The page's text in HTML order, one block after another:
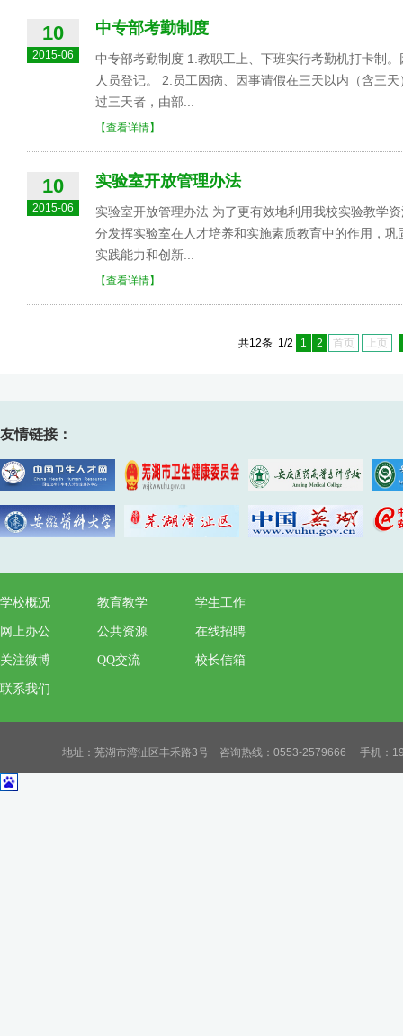
10
2015-06
中专部考勤制度
中专部考勤制度 1.教职工上、下班实行考勤机打卡制
人员登记。 2.员工因病、因事请假在三天以内（含三
过三天者，由部...
【查看详情】
10
2015-06
实验室开放管理办法
实验室开放管理办法 为了更有效地利用我校实验教学
分发挥实验室在人才培养和实施素质教育中的作用，
实践能力和创新...
【查看详情】
共12条 1/2 首页 上页
1 2
友情链接：
学校概况 教育教学 学生工作
网上办公 公共资源 在线招聘
关注微博 QQ交流 校长信箱
联系我们
地址：芜湖市湾沚区丰禾路3号 咨询热线：0553-2579666 手机：